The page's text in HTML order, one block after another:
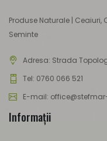
Produse Naturale | Ceaiuri,
Seminte
Adresa: Strada
Tel: 0760 066 521
E-mail:
Informaţii